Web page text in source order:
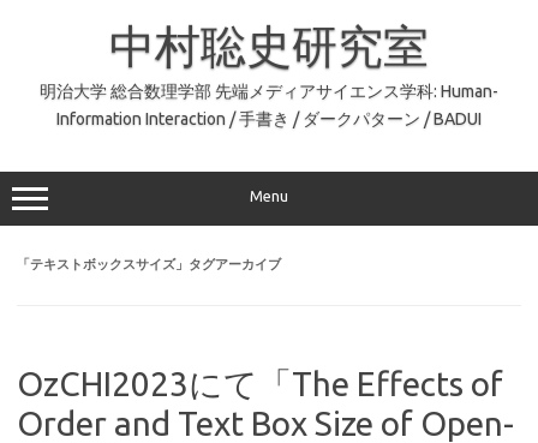
中村聡史研究室
明治大学 総合数理学部 先端メディアサイエンス学科: Human-
Information Interaction / 手書き / ダークパターン / BADUI
Menu
「テキストボックスサイズ」タグアーカイブ
OzCHI2023にて「The Effects of
Order and Text Box Size of Open-